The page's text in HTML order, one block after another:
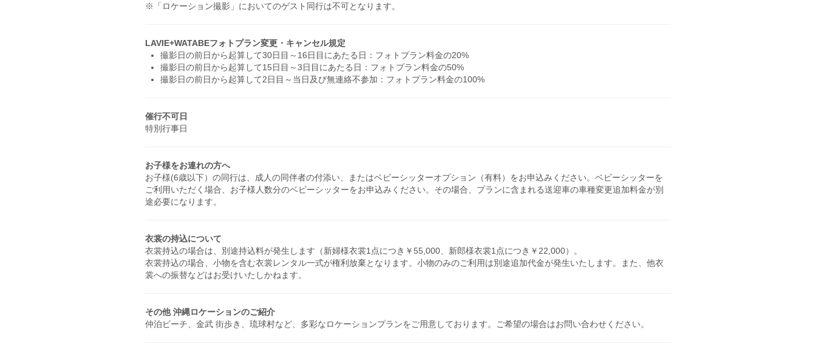
※「ロケーション撮影」においてのゲスト同行は不可となります。
LAVIE+WATABEフォトプラン変更・キャンセル規定
撮影日の前日から起算して30日目～16日目にあたる日：フォトプラン料金の20%
撮影日の前日から起算して15日目～3日目にあたる日：フォトプラン料金の50%
撮影日の前日から起算して2日目～当日及び無連絡不参加：フォトプラン料金の100%
催行不可日
特別行事日
お子様をお連れの方へ
お子様(6歳以下）の同行は、成人の同伴者の付添い、またはベビーシッターオプション（有料）をお申込みください。ベビーシッターを
ご利用いただく場合、お子様人数分のベビーシッターをお申込みください。その場合、プランに含まれる送迎車の車種変更追加料金が別
途必要になります。
衣裳の持込について
衣裳持込の場合は、別途持込料が発生します（新婦様衣裳1点につき￥55,000、新郎様衣裳1点につき￥22,000）。
衣裳持込の場合、小物を含む衣裳レンタル一式が権利放棄となります。小物のみのご利用は別途追加代金が発生いたします。また、他衣
裳への振替などはお受けいたしかねます。
その他 沖縄ロケーションのご紹介
仲泊ビーチ、金武 街歩き、琉球村など、多彩なロケーションプランをご用意しております。ご希望の場合はお問い合わせください。